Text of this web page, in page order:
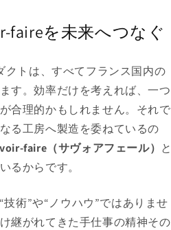
faireを未来へつなぐ
クトは、すべてフランス国内の
す。効率だけを考えれば、一つ
合理的かもしれません。それで
る工房へ製造を委ねているの
faire（サヴォアフェール） と
るからです。
術”や“ノウハウ”ではありませ
継がれてきた手仕事の精神その